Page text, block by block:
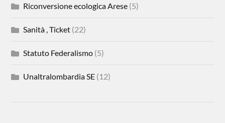
Riconversione ecologica Arese (5)
Sanità , Ticket (22)
Statuto Federalismo (5)
Unaltralombardia SE (12)